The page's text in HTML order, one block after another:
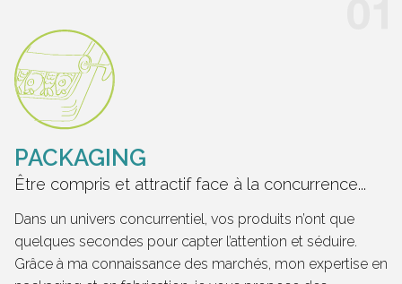
PACKAGING
Être compris et attractif face à la concurrence...
Dans un univers concurrentiel, vos produits n’ont que
quelques secondes pour capter l’attention et séduire.
Grâce à ma connaissance des marchés, mon expertise en